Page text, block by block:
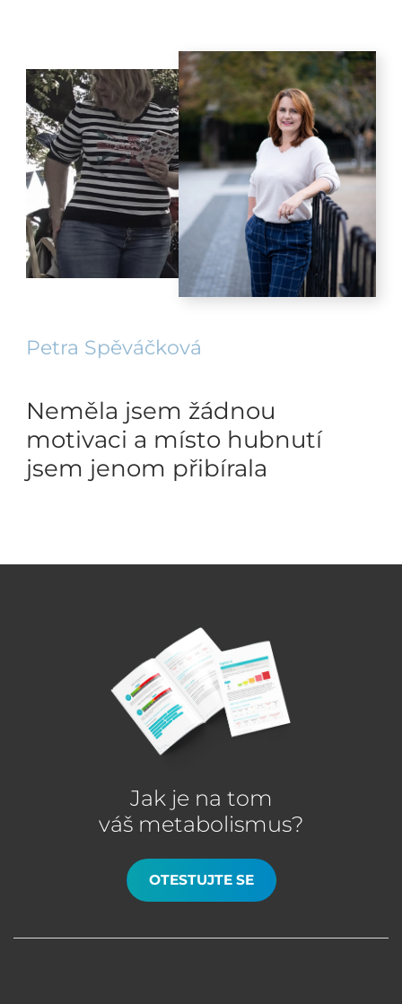
Petra Spěváčková
Neměla jsem žádnou
motivaci a místo hubnutí
jsem jenom přibírala
Jak je na tom
váš metabolismus?
OTESTUJTE SE